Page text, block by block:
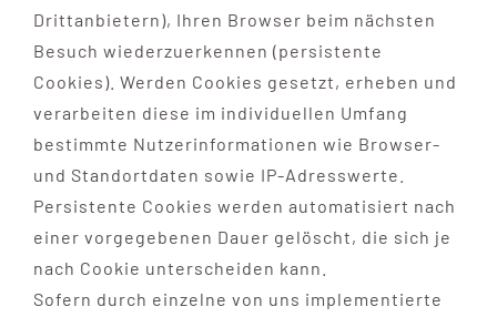
Drittanbietern), Ihren Browser beim nächsten
Besuch wiederzuerkennen (persistente
Cookies). Werden Cookies gesetzt, erheben und
verarbeiten diese im individuellen Umfang
bestimmte Nutzerinformationen wie Browser-
und Standortdaten sowie IP-Adresswerte.
Persistente Cookies werden automatisiert nach
einer vorgegebenen Dauer gelöscht, die sich je
nach Cookie unterscheiden kann.
Sofern durch einzelne von uns implementierte